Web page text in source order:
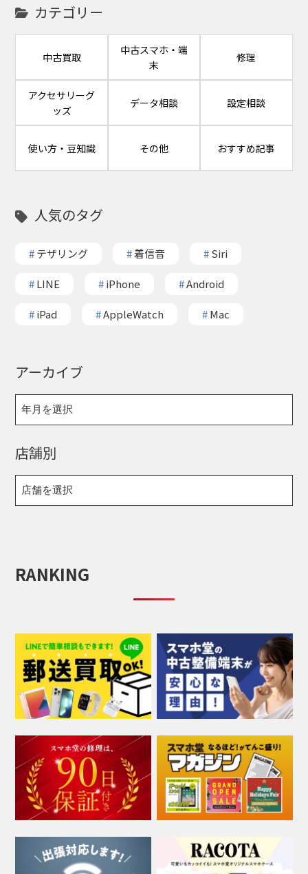
カテゴリー
中古買取
中古スマホ・端
末
修理
アクセサリーグ
ッズ
データ相談 設定相談
使い方・豆知識 その他 おすすめ記事
人気のタグ
#テザリング #着信音 #Siri
#LINE #iPhone #Android
#iPad #AppleWatch #Mac
アーカイブ
店舗別
RANKING